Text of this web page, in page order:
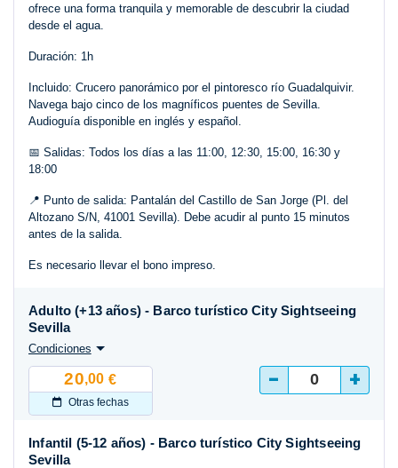
ofrece una forma tranquila y memorable de descubrir la ciudad
desde el agua.
Duración: 1h
Incluido: Crucero panorámico por el pintoresco río Guadalquivir.
Navega bajo cinco de los magníficos puentes de Sevilla.
Audioguía disponible en inglés y español.
📅 Salidas: Todos los días a las 11:00, 12:30, 15:00, 16:30 y
18:00
📍 Punto de salida: Pantalán del Castillo de San Jorge (Pl. del
Altozano S/N, 41001 Sevilla). Debe acudir al punto 15 minutos
antes de la salida.
Es necesario llevar el bono impreso.
20,00 €
Otras fechas
Adulto (+13 años) - Barco turístico City Sightseeing
Sevilla
Condiciones
- +
Infantil (5-12 años) - Barco turístico City Sightseeing
Sevilla